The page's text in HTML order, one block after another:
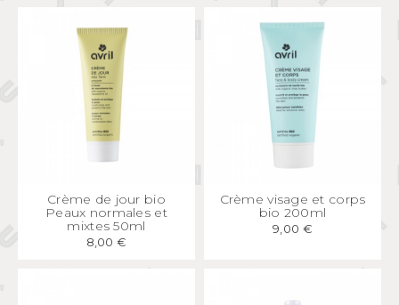
APERÇU RAPIDE
Crème de jour bio
Peaux normales et
mixtes 50ml
8,00 €
APERÇU
Crème visage et corps
bio 200ml
9,00 €